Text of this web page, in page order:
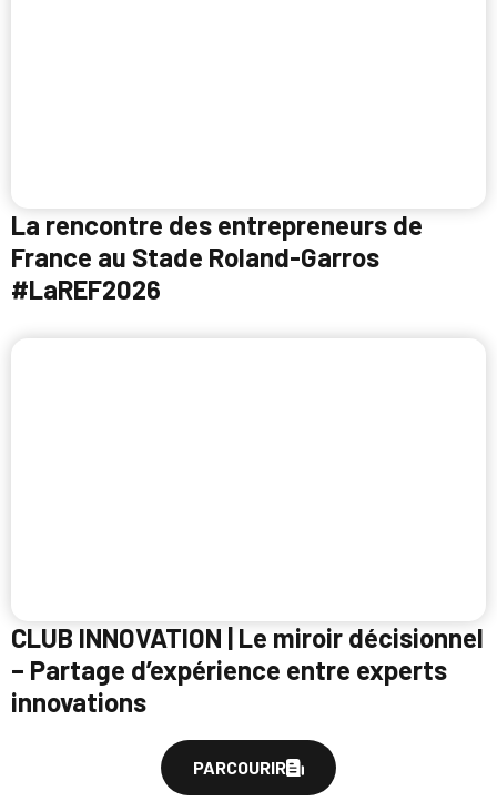
La rencontre des entrepreneurs de
France au Stade Roland-Garros
#LaREF2026
CLUB INNOVATION | Le miroir décisionnel
– Partage d’expérience entre experts
innovations
PARCOURIR